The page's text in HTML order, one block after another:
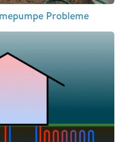
Probleme